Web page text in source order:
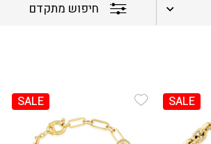
חיפוש מתקדם
SALE
Add Wishlist
SALE